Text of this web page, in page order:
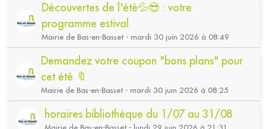
Découvertes de l'été💦😎 : votre
programme estival
Mairie de Bas-en-Basset - mardi 30 juin 2026 à 08:49
Demandez votre coupon "bons plans" pour
cet été 🔖
Mairie de Bas-en-Basset - mardi 30 juin 2026 à 08:25
horaires bibliothèque du 1/07 au 31/08